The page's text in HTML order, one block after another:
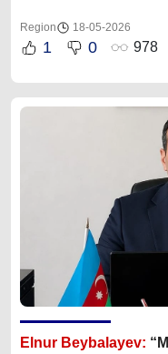
Region 18-05-2026
1 0 978
Elnur Beybalayev: “M